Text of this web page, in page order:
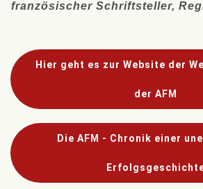
französischer Schriftsteller,
Hier geht es zur Website der
der AFM
Die AFM - Chronik einer